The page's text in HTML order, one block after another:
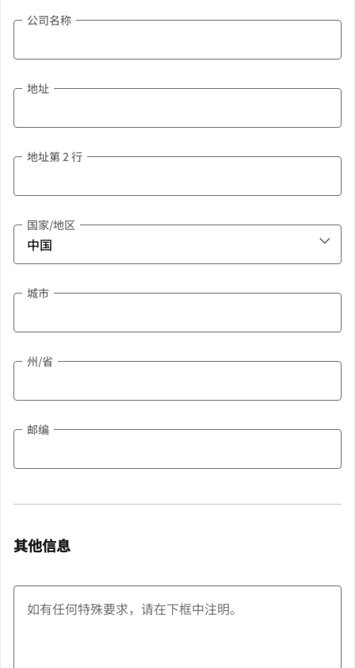
公司名称
地址
地址第 2 行
国家/地区
城市
州/省
邮编
其他信息